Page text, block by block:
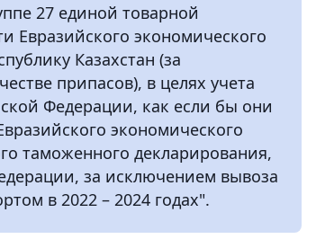
27 единой товарной
Евразийского экономического
Казахстан (за
припасов), в целях учета
Федерации, как если бы они
экономического
таможенного декларирования,
за исключением вывоза
в 2022 – 2024 годах".